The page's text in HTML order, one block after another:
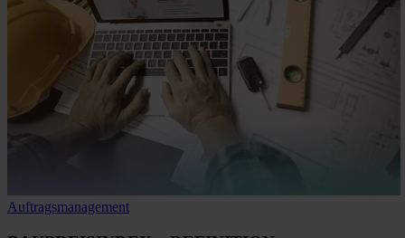
Auftragsmanagement